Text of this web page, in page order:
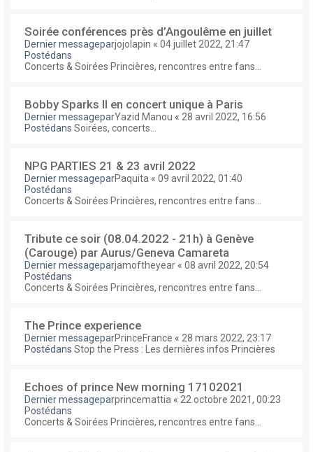
Soirée conférences près d’Angoulême en juillet
Dernier messageparjojolapin « 04 juillet 2022, 21:47
Postédans
Concerts & Soirées Princières, rencontres entre fans...
Bobby Sparks II en concert unique à Paris
Dernier messageparYazid Manou « 28 avril 2022, 16:56
Postédans Soirées, concerts...
NPG PARTIES 21 & 23 avril 2022
Dernier messageparPaquita « 09 avril 2022, 01:40
Postédans
Concerts & Soirées Princières, rencontres entre fans...
Tribute ce soir (08.04.2022 - 21h) à Genève
(Carouge) par Aurus/Geneva Camareta
Dernier messageparjamoftheyear « 08 avril 2022, 20:54
Postédans
Concerts & Soirées Princières, rencontres entre fans...
The Prince experience
Dernier messageparPrinceFrance « 28 mars 2022, 23:17
Postédans Stop the Press : Les dernières infos Princières
Echoes of prince New morning 17102021
Dernier messageparprincemattia « 22 octobre 2021, 00:23
Postédans
Concerts & Soirées Princières, rencontres entre fans...